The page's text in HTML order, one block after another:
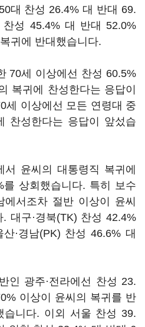
대 찬성 26.4% 대 반대 69.
찬성 45.4% 대 반대 52.0%
귀에 반대했습니다.
70세 이상에선 찬성 60.5%
복귀에 찬성한다는 응답이
세 이상에선 모든 연령대 중
찬성한다는 응답이 앞섰습
윤씨의 대통령직 복귀에
상회했습니다. 특히 보수
서조차 절반 이상이 윤씨
대구·경북(TK) 찬성 42.4%
·경남(PK) 찬성 46.6% 대
인 광주·전라에선 찬성 23.
이상이 윤씨의 복귀를 반
습니다. 이외 서울 찬성 39.